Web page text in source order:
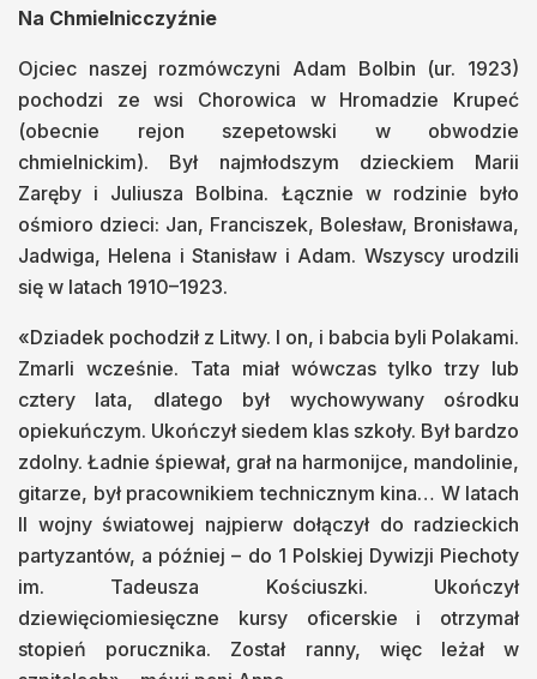
Na Chmielnicczyźnie
Ojciec naszej rozmówczyni Adam Bolbin (ur. 1923)
pochodzi ze wsi Chorowica w Hromadzie Krupeć
(obecnie rejon szepetowski w obwodzie
chmielnickim). Był najmłodszym dzieckiem Marii
Zaręby i Juliusza Bolbina. Łącznie w rodzinie było
ośmioro dzieci: Jan, Franciszek, Bolesław, Bronisława,
Jadwiga, Helena i Stanisław i Adam. Wszyscy urodzili
się w latach 1910–1923.
«Dziadek pochodził z Litwy. I on, i babcia byli Polakami.
Zmarli wcześnie. Tata miał wówczas tylko trzy lub
cztery lata, dlatego był wychowywany ośrodku
opiekuńczym. Ukończył siedem klas szkoły. Był bardzo
zdolny. Ładnie śpiewał, grał na harmonijce, mandolinie,
gitarze, był pracownikiem technicznym kina… W latach
II wojny światowej najpierw dołączył do radzieckich
partyzantów, a później – do 1 Polskiej Dywizji Piechoty
im. Tadeusza Kościuszki. Ukończył
dziewięciomiesięczne kursy oficerskie i otrzymał
stopień porucznika. Został ranny, więc leżał w